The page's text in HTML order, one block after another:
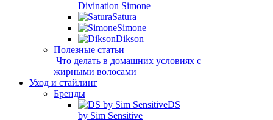
Divination Simone
Satura
Simone
Dikson
Полезные статьи
Что делать в домашних условиях с
жирными волосами
Уход и стайлинг
Бренды
DS
by Sim Sensitive